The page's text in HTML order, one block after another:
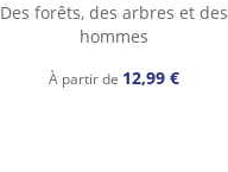
Des forêts, des arbres et des
hommes
À partir de 12,99 €